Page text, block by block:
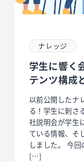
ナレッジ
学生に響く
テンツ構成
以前公開したナ
る！学生に刺さ
社説明会が学生
ている情報、そ
しました。 今
[…]